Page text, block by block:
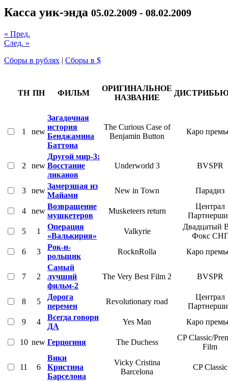
Касса уик-энда 05.02.2009 - 08.02.2009
« Пред.
След. »
Сборы в рублях | Сборы в $
ТН ПН ФИЛЬМ
ОРИГИНАЛЬНОЕ
НАЗВАНИЕ
1 new
Загадочная
история
Бенджамина
Баттона
The Curious Case of
Benjamin Button
Каро
2 new
Другой мир-3:
Восстание
ликанов
Underworld 3 BVSPR
3 new
Замерзшая из
Майами
New in Town Парадиз
4 new
Возвращение
мушкетеров
Musketeers return
Централ
5
1
Операция
«Валькирия»
Valkyrie
Двадцатый
Фокс СНГ
6
3
Рок-н-
рольщик
RocknRolla Каро
7 2
Самый
лучший
фильм-2
The Very Best Film 2 BVSPR
8 5
Дорога
перемен
Revolutionary road
Централ
9
4
Всегда говори
ДА
Yes Man Каро
10 new Герцогиня The Duchess
CP Classic/
Film
11 6
Вики
Кристина
Барселона
Vicky Cristina
Barcelona
CP Classic